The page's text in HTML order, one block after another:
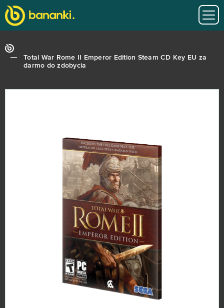
Total War Rome II Emperor Edition Steam CD Key EU za
darmo do zdobycia